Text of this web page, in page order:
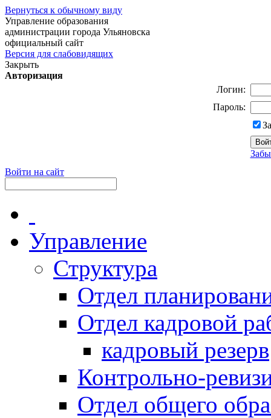
Вернуться к обычному виду
Управление образования
администрации города Ульяновска
официальный сайт
Версия для слабовидящих
Закрыть
Авторизация
Логин:
Пароль:
Войти на сайт
Управление
Структура
Отдел
Отдел кадровой
кадровый резерв
Контрольно-
Отдел общего